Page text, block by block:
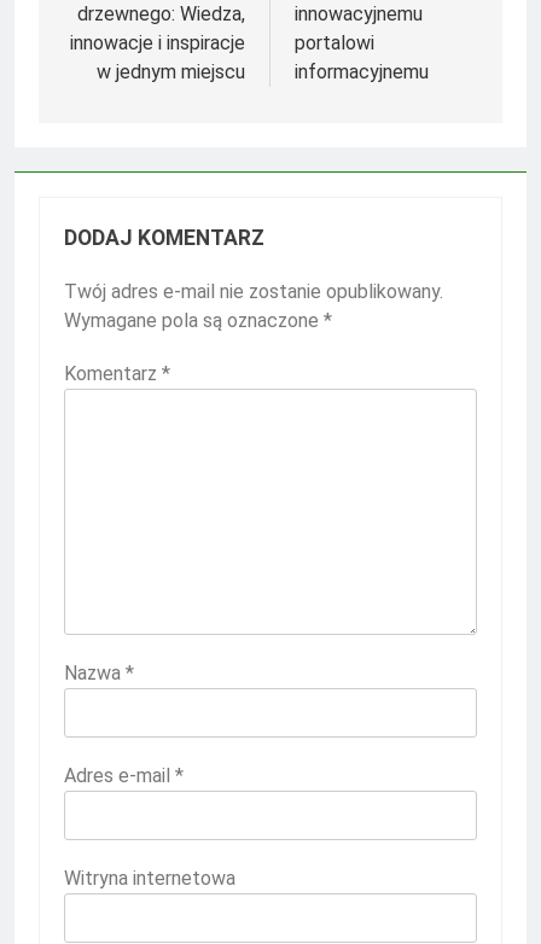
drzewnego: Wiedza,
innowacje i inspiracje
w jednym miejscu
innowacyjnemu
portalowi
informacyjnemu
DODAJ KOMENTARZ
Twój adres e-mail nie zostanie opublikowany.
Wymagane pola są oznaczone *
Komentarz *
Nazwa *
Adres e-mail *
Witryna internetowa